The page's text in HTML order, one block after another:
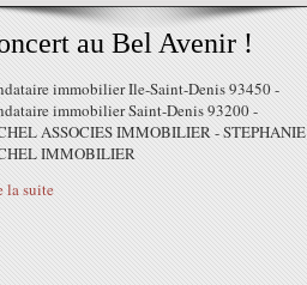
au Bel Avenir !
immobilier Ile-Saint-Denis 93450 -
immobilier Saint-Denis 93200 -
ASSOCIES IMMOBILIER - STEPHANIE
IMMOBILIER
la suite